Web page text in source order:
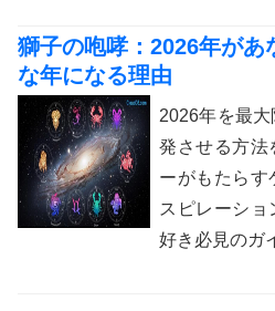
獅子の咆哮：2026年があ
な年になる理由
2026年を最
発させる方法
ーがもたらす
スピレーショ
好き必見のガ